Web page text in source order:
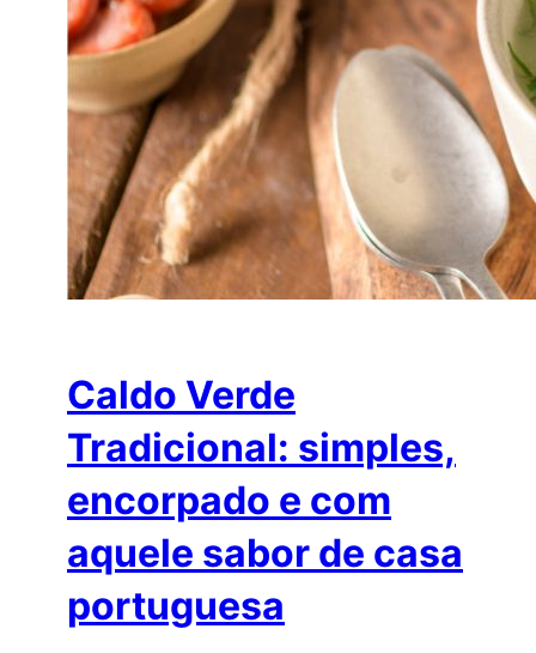
Caldo Verde
Tradicional: simples,
encorpado e com
aquele sabor de casa
portuguesa